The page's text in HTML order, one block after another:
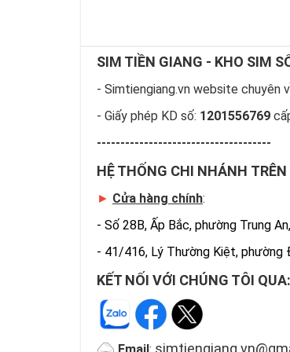
SIM TIỀN GIANG - KHO SIM
- Simtiengiang.vn website chuyên
- Giấy phép KD số: 1201556769
-------------------------------------
HỆ THỐNG CHI NHÁNH
► Cửa hàng chính:
- Số 28B, Ấp Bắc, phường Trung
- 41/416, Lý Thường Kiệt, phường
KẾT NỐI VỚI CHÚNG TÔI QUA: